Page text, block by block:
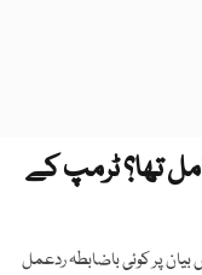
تھا؟ ٹرمپ کے
پر کوئی باضابطہ ردعمل